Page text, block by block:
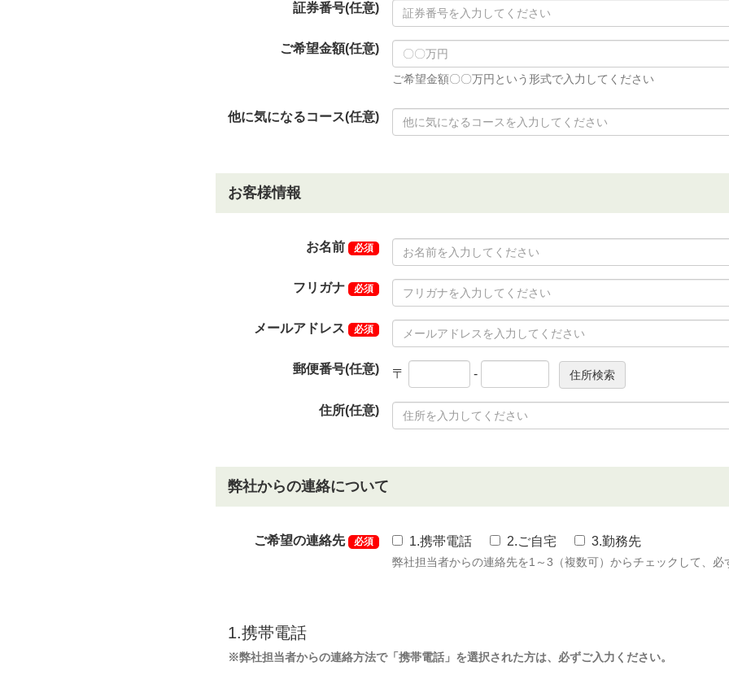
証券番号(任意)
ご希望金額(任意)
ご希望金額〇〇万円という形式で入力してください
他に気になるコース(任意)
お客様情報
お名前 必須
フリガナ 必須
メールアドレス 必須
郵便番号(任意) 〒 -
住所(任意)
弊社からの連絡について
ご希望の連絡先 必須 1.携帯電話 2.ご自宅 3.勤務先
弊社担当者からの連絡先を1～3（複数可）からチェックして、必
1.携帯電話
※弊社担当者からの連絡方法で「携帯電話」を選択された方は、必ずご入力ください。